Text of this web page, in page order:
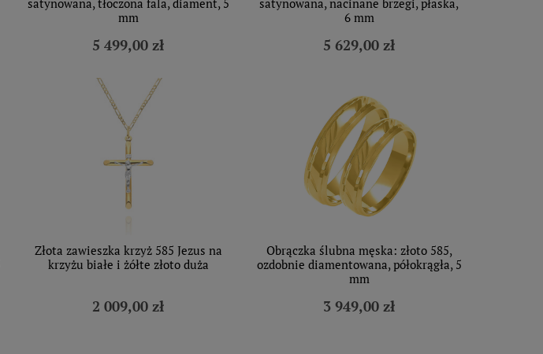
satynowana, tłoczona fala, diament, 5
mm
5 499,00 zł
satynowana, nacinane brzegi, płaska,
6 mm
5 629,00 zł
Złota zawieszka krzyż 585 Jezus na
krzyżu białe i żółte złoto duża
2 009,00 zł
Obrączka ślubna męska: złoto 585,
ozdobnie diamentowana, półokrągła, 5
mm
3 949,00 zł